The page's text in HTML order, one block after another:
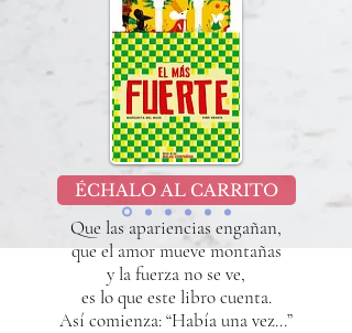
ÉCHALO AL CARRITO
Que las apariencias engañan,
que el amor mueve montañas
y la fuerza no se ve,
es lo que este libro cuenta.
Así comienza: “Había una vez...”